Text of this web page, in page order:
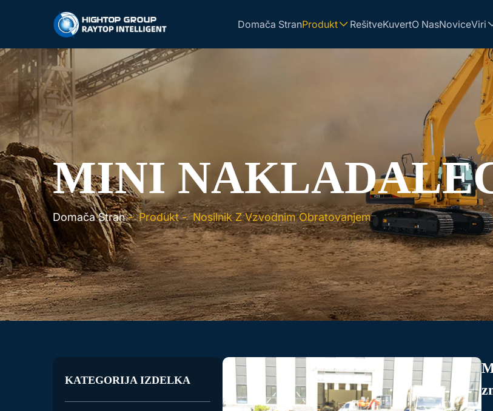
Domača StranProdukt RešitveKuvertO NasNoviceViri
MINI
Domača Stran-Produkt-Nosilnik Z Vzvodnim Obratovanjem
KATEGORIJA IZDELKA